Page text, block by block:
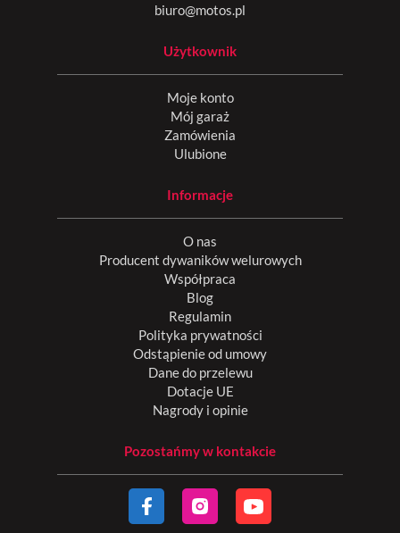
biuro@motos.pl
Użytkownik
Moje konto
Mój garaż
Zamówienia
Ulubione
Informacje
O nas
Producent dywaników welurowych
Współpraca
Blog
Regulamin
Polityka prywatności
Odstąpienie od umowy
Dane do przelewu
Dotacje UE
Nagrody i opinie
Pozostańmy w kontakcie